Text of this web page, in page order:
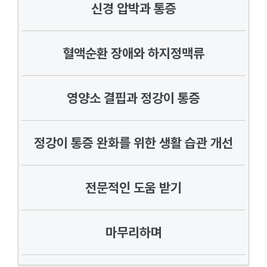
신경 압박과 통증
혈액순환 장애와 하지정맥류
영양소 결핍과 정강이 통증
정강이 통증 완화를 위한 생활 습관 개선
전문적인 도움 받기
마무리하며